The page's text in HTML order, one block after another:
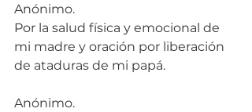
Anónimo.
Por la salud física y emocional de
mi madre y oración por liberación
de ataduras de mi papá.
Anónimo.